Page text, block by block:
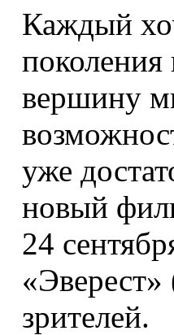
Каждый
вершину
уже
новый
24
зрителей.